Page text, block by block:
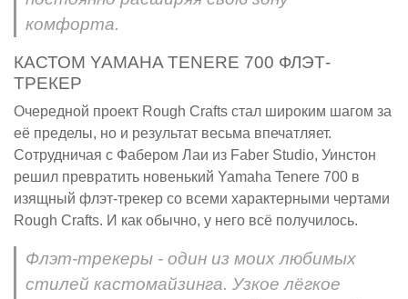
комфорта.
КАСТОМ YAMAHA TENERE 700 ФЛЭТ-
ТРЕКЕР
Очередной проект Rough Crafts стал широким шагом за
её пределы, но и результат весьма впечатляет.
Сотрудничая с Фабером Лаи из Faber Studio, Уинстон
решил превратить новенький Yamaha Tenere 700 в
изящный флэт-трекер со всеми характерными чертами
Rough Crafts. И как обычно, у него всё получилось.
Флэт-трекеры - один из моих любимых
стилей кастомайзинга. Узкое лёгкое